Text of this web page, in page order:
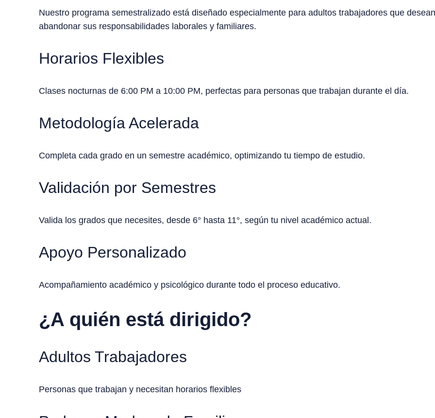
Nuestro programa semestralizado está diseñado especialmente para adultos trabajadores que
abandonar sus responsabilidades laborales y familiares.
Horarios Flexibles
Clases nocturnas de 6:00 PM a 10:00 PM, perfectas para personas que trabajan durante el día.
Metodología Acelerada
Completa cada grado en un semestre académico, optimizando tu tiempo de estudio.
Validación por Semestres
Valida los grados que necesites, desde 6° hasta 11°, según tu nivel académico actual.
Apoyo Personalizado
Acompañamiento académico y psicológico durante todo el proceso educativo.
¿A quién está dirigido?
Adultos Trabajadores
Personas que trabajan y necesitan horarios flexibles